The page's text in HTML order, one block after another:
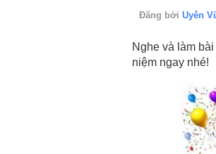
Đăng bởi Uyên
Nghe và làm
niệm ngay nhé!